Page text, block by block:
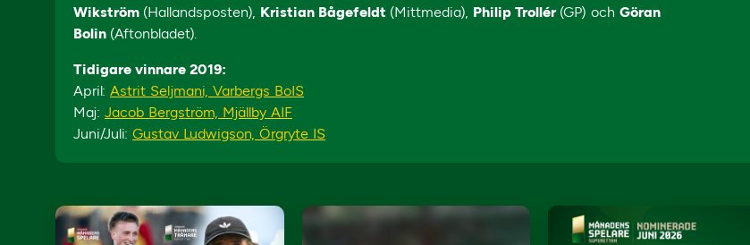
Wikström (Hallandsposten), Kristian Bågefeldt (Mittmedia), Philip Trollér (GP) och Göran
Bolin (Aftonbladet).
Tidigare vinnare 2019:
April: Astrit Seljmani, Varbergs BoIS
Maj: Jacob Bergström, Mjällby AIF
Juni/Juli: Gustav Ludwigson, Örgryte IS